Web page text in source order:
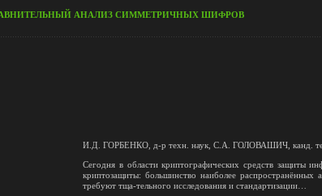
АНАЛИЗ СИММЕТРИЧНЫХ ШИФРОВ
И.Д. ГОРБЕНКО, д-р техн. наук, С.А. ГОЛОВАШИЧ, канд.
Сегодня в области криптографических средств защиты
криптозащиты: большинство наиболее
требуют тща-тельного исследования и стандартизации…